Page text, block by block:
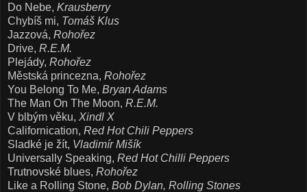
Do Nebe, Krausberry
Chybíš mi, Tomáš Klus
Jazzová, Rohořez
Drive, R.E.M.
Plejády, Rohořez
Městská princezna, Rohořez
You Belong To Me, Bryan Adams
The Man On The Moon, R.E.M.
V blbým věku, Xindl X
Californication, Red Hot Chili Peppers
Sladké je žít, Vladimír Mišík
Universally Speaking, Red Hot Chilli Peppers
Trutnovské blues, Rohořez
Like a Rolling Stone, Bob Dylan, Rolling Stones